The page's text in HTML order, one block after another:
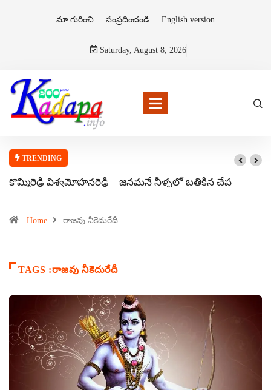
మా గురించి సంప్రదించండి English version
Saturday, August 8, 2026
TRENDING
కొమ్మిరెడ్డి విశ్వమోహనరెడ్డి – జనమనే నీళ్ళలో బతికిన చేప
Home రాజవు నీకెదురేదీ
TAGS :రాజవు నీకెదురేదీ